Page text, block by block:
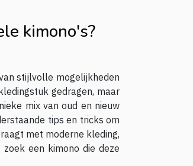
kimono's?
stijlvolle mogelijkheden
gedragen, maar
mix van oud en nieuw
tips en tricks om
met moderne kleding,
een kimono die deze